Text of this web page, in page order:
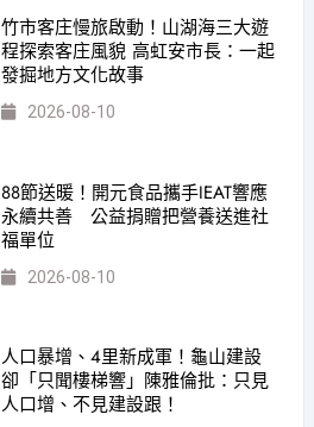
竹市客庄慢旅啟動！山湖海三大遊
程探索客庄風貌 高虹安市長：一起
發掘地方文化故事
2026-08-10
88節送暖！開元食品攜手IEAT響應
永續共善 公益捐贈把營養送進社
福單位
2026-08-10
人口暴增、4里新成軍！龜山建設
卻「只聞樓梯響」陳雅倫批：只見
人口增、不見建設跟！